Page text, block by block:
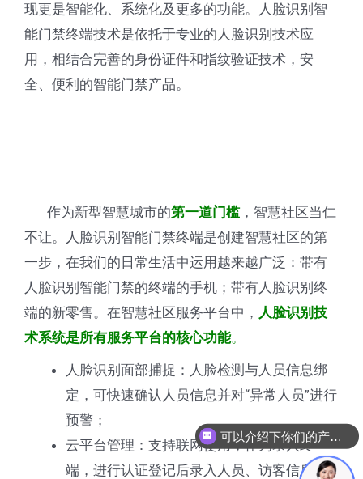
现更是智能化、系统化及更多的功能。人脸识别智
能门禁终端技术是依托于专业的人脸识别技术应
用，相结合完善的身份证件和指纹验证技术，安
全、便利的智能门禁产品。
作为新型智慧城市的第一道门槛，智慧社区当仁
不让。人脸识别智能门禁终端是创建智慧社区的第
一步，在我们的日常生活中运用越来越广泛：带有
人脸识别智能门禁的终端的手机；带有人脸识别终
端的新零售。在智慧社区服务平台中， 人脸识别技
术系统是所有服务平台的核心功能。
人脸识别面部捕捉：人脸检测与人员信息绑
定，可快速确认人员信息并对“异常人员”进行
预警；
云平台管理：支持联网使用，作为录入终
端，进行认证登记后录入人员、访客信息到
可以介绍下你们的产品么